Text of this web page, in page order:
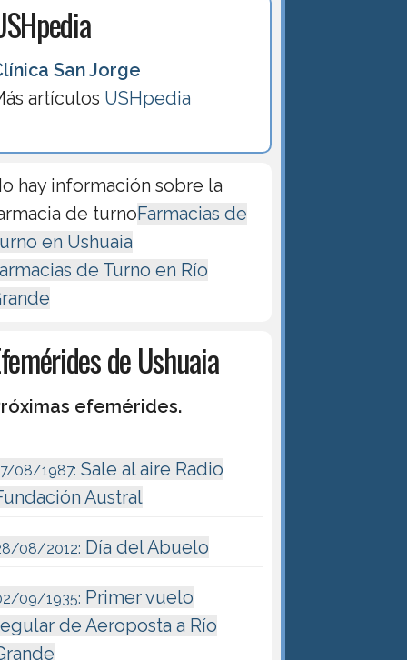
San Jorge
artículos USHpedia
hay información sobre la
de turnoFarmacias de
en Ushuaia
de Turno en Río
de Ushuaia
efemérides.
08/1987: Sale al aire Radio
Austral
08/2012: Día del Abuelo
09/1935: Primer vuelo
de Aeroposta a Río